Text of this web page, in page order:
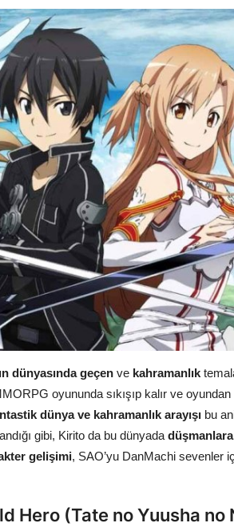
dünyasında geçen ve kahramanlık
oyununda sıkışıp kalır ve
dünya ve kahramanlık arayışı bu
gibi, Kirito da bu dünyada
gelişimi, SAO’yu DanMachi sevenler
Hero (Tate no Yuusha no